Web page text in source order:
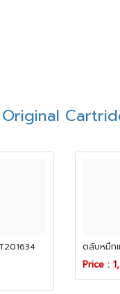
ตลับหมึก
Price :